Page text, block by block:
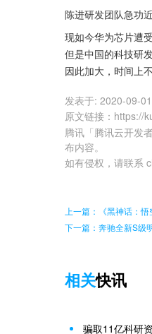
陈进研发团队急功
现如今华为芯片遭
但是中国的科技研
因此加大，时间上
发表于: 2020-09-01
原文链接 ： https://
腾讯「腾讯云开发
布内容。
如有侵权，请联系
上一篇：《黑神话：
下一篇：奔驰全新S级
相关快讯
骗取11亿科研